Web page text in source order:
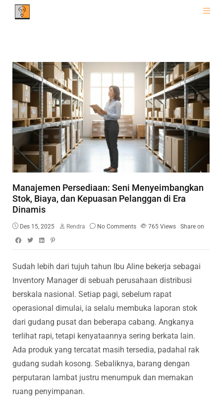
Manajemen Persediaan: Seni Menyeimbangkan
Stok, Biaya, dan Kepuasan Pelanggan di Era
Dinamis
Des 15, 2025 Rendra No Comments 765 Views Share on
Sudah lebih dari tujuh tahun Ibu Aline bekerja sebagai
Inventory Manager di sebuah perusahaan distribusi
berskala nasional. Setiap pagi, sebelum rapat
operasional dimulai, ia selalu membuka laporan stok
dari gudang pusat dan beberapa cabang. Angkanya
terlihat rapi, tetapi kenyataannya sering berkata lain.
Ada produk yang tercatat masih tersedia, padahal rak
gudang sudah kosong. Sebaliknya, barang dengan
perputaran lambat justru menumpuk dan memakan
ruang penyimpanan.